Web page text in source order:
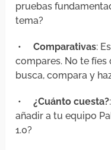
pruebas
tema?
•Comparativas:
compares. No te fíes
busca, compara y
•¿Cuánto cuesta?
añadir a tu equipo
1.0?